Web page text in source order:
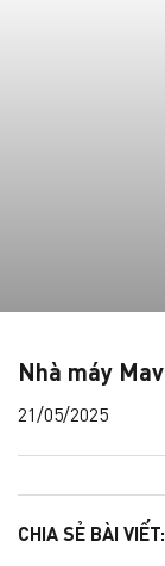
Nhà máy
21/05/2025
CHIA SẺ BÀI VIẾT: